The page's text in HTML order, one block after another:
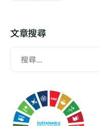
文章搜尋